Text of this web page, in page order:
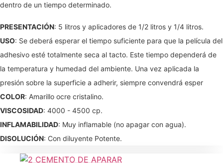
dentro de un tiempo determinado.
PRESENTACIÓN: 5 litros y aplicadores de 1/2 litros y 1/4 litros.
USO: Se deberá esperar el tiempo suficiente para que la película del
adhesivo esté totalmente seca al tacto. Este tiempo dependerá de
la temperatura y humedad del ambiente. Una vez aplicada la
presión sobre la superficie a adherir, siempre convendrá esper
COLOR: Amarillo ocre cristalino.
VISCOSIDAD: 4000 - 4500 cp.
INFLAMABILIDAD: Muy inflamable (no apagar con agua).
DISOLUCIÓN: Con diluyente Potente.